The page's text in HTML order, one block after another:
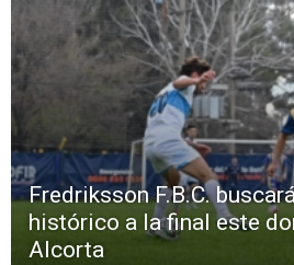
Fredriksson F.B.C.
histórico a la final este
Alcorta